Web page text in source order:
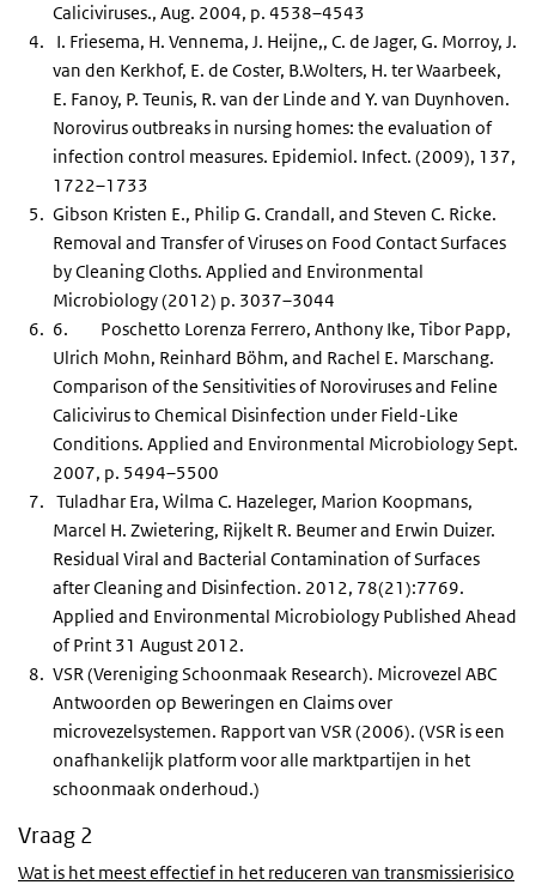
Caliciviruses., Aug. 2004, p. 4538–4543
I. Friesema, H. Vennema, J. Heijne,, C. de Jager, G. Morroy, J.
van den Kerkhof, E. de Coster, B.Wolters, H. ter Waarbeek,
E. Fanoy, P. Teunis, R. van der Linde and Y. van Duynhoven.
Norovirus outbreaks in nursing homes: the evaluation of
infection control measures. Epidemiol. Infect. (2009), 137,
1722–1733
Gibson Kristen E., Philip G. Crandall, and Steven C. Ricke.
Removal and Transfer of Viruses on Food Contact Surfaces
by Cleaning Cloths. Applied and Environmental
Microbiology (2012) p. 3037–3044
6. Poschetto Lorenza Ferrero, Anthony Ike, Tibor Papp,
Ulrich Mohn, Reinhard Böhm, and Rachel E. Marschang.
Comparison of the Sensitivities of Noroviruses and Feline
Calicivirus to Chemical Disinfection under Field-Like
Conditions. Applied and Environmental Microbiology Sept.
2007, p. 5494–5500
Tuladhar Era, Wilma C. Hazeleger, Marion Koopmans,
Marcel H. Zwietering, Rijkelt R. Beumer and Erwin Duizer.
Residual Viral and Bacterial Contamination of Surfaces
after Cleaning and Disinfection. 2012, 78(21):7769.
Applied and Environmental Microbiology Published Ahead
of Print 31 August 2012.
VSR (Vereniging Schoonmaak Research). Microvezel ABC
Antwoorden op Beweringen en Claims over
microvezelsystemen. Rapport van VSR (2006). (VSR is een
onafhankelijk platform voor alle marktpartijen in het
schoonmaak onderhoud.)
Vraag 2
Wat is het meest effectief in het reduceren van transmissierisico